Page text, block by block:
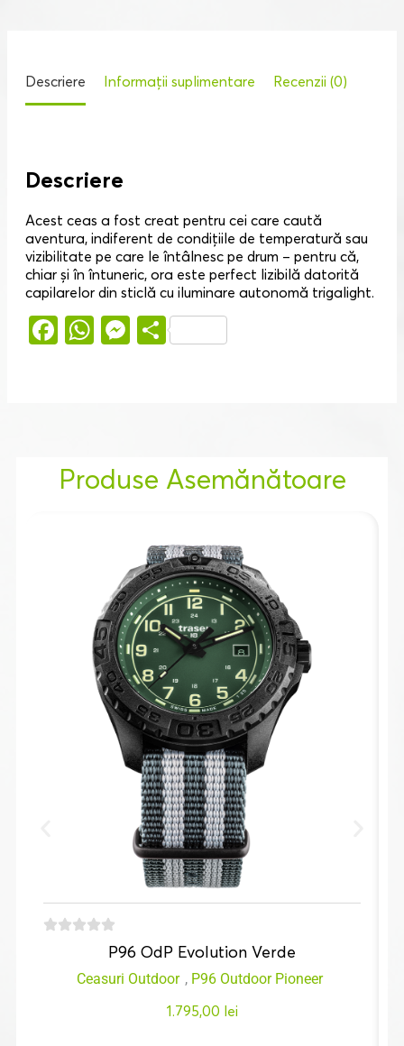
Descriere Informații suplimentare Recenzii (0)
Descriere
Acest ceas a fost creat pentru cei care caută
aventura, indiferent de condițiile de temperatură sau
vizibilitate pe care le întâlnesc pe drum – pentru că,
chiar și în întuneric, ora este perfect lizibilă datorită
capilarelor din sticlă cu iluminare autonomă trigalight.
Facebook
WhatsApp
Messenger
Partajează
Produse Asemănătoare
P96 OdP Evolution Verde
Ceasuri Outdoor , P96 Outdoor Pioneer
1.795,00 lei